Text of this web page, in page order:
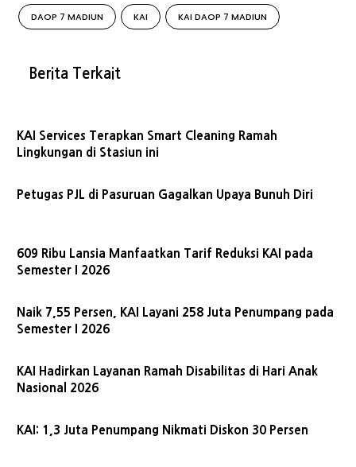
DAOP 7 MADIUN KAI KAI DAOP 7 MADIUN
Berita Terkait
KAI Services Terapkan Smart Cleaning Ramah
Lingkungan di Stasiun ini
Petugas PJL di Pasuruan Gagalkan Upaya Bunuh Diri
609 Ribu Lansia Manfaatkan Tarif Reduksi KAI pada
Semester I 2026
Naik 7,55 Persen, KAI Layani 258 Juta Penumpang pada
Semester I 2026
KAI Hadirkan Layanan Ramah Disabilitas di Hari Anak
Nasional 2026
KAI: 1,3 Juta Penumpang Nikmati Diskon 30 Persen